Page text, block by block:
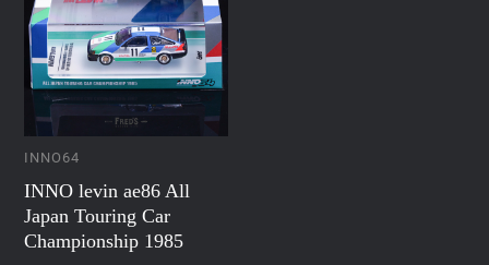
INNO64
INNO levin ae86 All
Japan Touring Car
Championship 1985